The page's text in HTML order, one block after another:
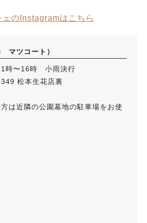
ェのInstagramはこちら
マツコート）
時〜16時 小雨決行
松本生花店裏
は近隣の公園墓地の駐車場をお使